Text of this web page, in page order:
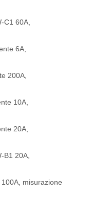
C1 60A,
6A,
200A,
10A,
20A,
B1 20A,
misurazione